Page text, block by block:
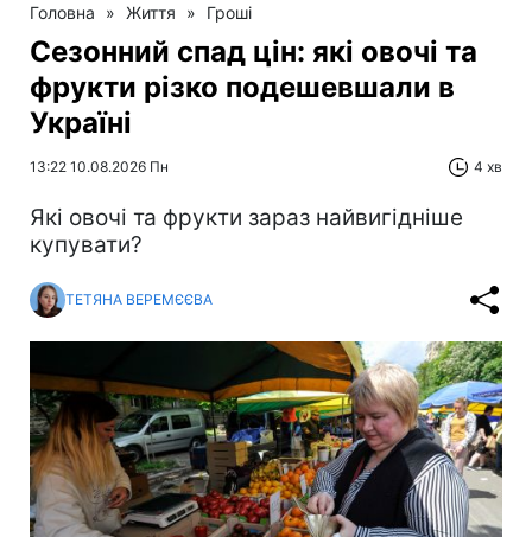
Головна » Життя » Гроші
Сезонний спад цін: які овочі та
фрукти різко подешевшали в
Україні
13:22 10.08.2026 Пн 4 хв
Які овочі та фрукти зараз найвигідніше
купувати?
ТЕТЯНА ВЕРЕМЄЄВА